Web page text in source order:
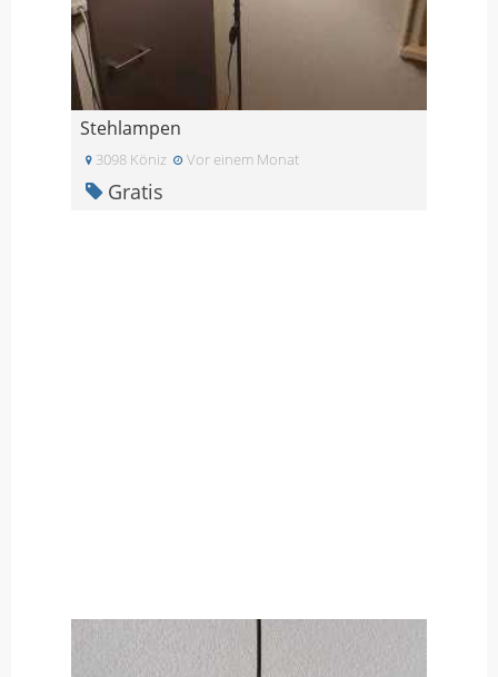
Stehlampen
3098 Köniz Vor einem Monat
Gratis